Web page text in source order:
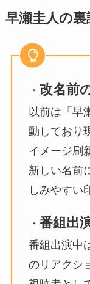
早瀬圭人の
・ 改名前
以前は「早
動しており
イメージ刷
新しい名前
しみやすい
・ 番組出
番組出演中
のリアクシ